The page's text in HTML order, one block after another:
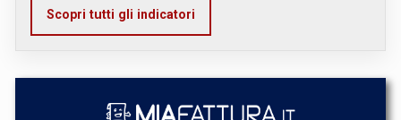
Scopri tutti gli indicatori